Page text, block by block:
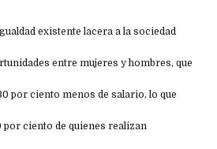
existente lacera a la sociedad
entre mujeres y hombres, que
por ciento menos de salario, lo que
ciento de quienes realizan